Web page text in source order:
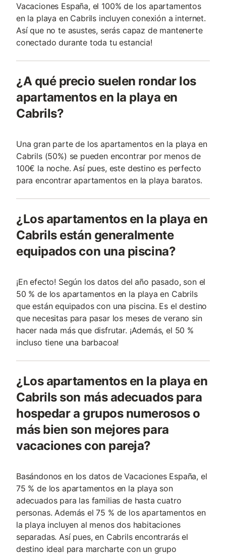
Vacaciones España, el 100% de los apartamentos
en la playa en Cabrils incluyen conexión a internet.
Así que no te asustes, serás capaz de mantenerte
conectado durante toda tu estancia!
¿A qué precio suelen rondar los
apartamentos en la playa en
Cabrils?
Una gran parte de los apartamentos en la playa en
Cabrils (50%) se pueden encontrar por menos de
100€ la noche. Así pues, este destino es perfecto
para encontrar apartamentos en la playa baratos.
¿Los apartamentos en la playa en
Cabrils están generalmente
equipados con una piscina?
¡En efecto! Según los datos del año pasado, son el
50 % de los apartamentos en la playa en Cabrils
que están equipados con una piscina. Es el destino
que necesitas para pasar los meses de verano sin
hacer nada más que disfrutar. ¡Además, el 50 %
incluso tiene una barbacoa!
¿Los apartamentos en la playa en
Cabrils son más adecuados para
hospedar a grupos numerosos o
más bien son mejores para
vacaciones con pareja?
Basándonos en los datos de Vacaciones España, el
75 % de los apartamentos en la playa son
adecuados para las familias de hasta cuatro
personas. Además el 75 % de los apartamentos en
la playa incluyen al menos dos habitaciones
separadas. Así pues, en Cabrils encontrarás el
destino ideal para marcharte con un grupo